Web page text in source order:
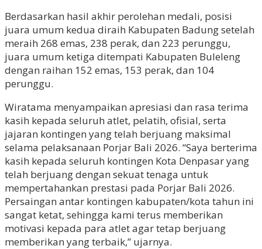
Berdasarkan hasil akhir perolehan medali, posisi
juara umum kedua diraih Kabupaten Badung setelah
meraih 268 emas, 238 perak, dan 223 perunggu,
juara umum ketiga ditempati Kabupaten Buleleng
dengan raihan 152 emas, 153 perak, dan 104
perunggu.
Wiratama menyampaikan apresiasi dan rasa terima
kasih kepada seluruh atlet, pelatih, ofisial, serta
jajaran kontingen yang telah berjuang maksimal
selama pelaksanaan Porjar Bali 2026. “Saya berterima
kasih kepada seluruh kontingen Kota Denpasar yang
telah berjuang dengan sekuat tenaga untuk
mempertahankan prestasi pada Porjar Bali 2026.
Persaingan antar kontingen kabupaten/kota tahun ini
sangat ketat, sehingga kami terus memberikan
motivasi kepada para atlet agar tetap berjuang
memberikan yang terbaik,” ujarnya.